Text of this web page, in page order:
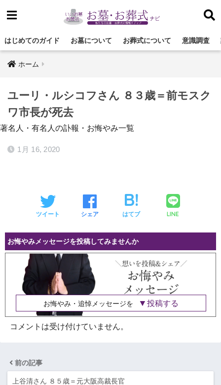
はじめてのガイド お墓について お葬式について 意識調査
ホーム
ユーリ・ルシコフさん ８３歳＝前モスク
ワ市長が死去
著名人・有名人の訃報・お悔やみ一覧
1月 16, 2020
ツイート シェア はてブ LINE
お悔やみメッセージを投稿してみませんか
お悔やみ・追悼メッセージを 投稿する
コメントは受け付けていません。
前の記事
上谷清さん ８５歳＝元大阪高裁長官